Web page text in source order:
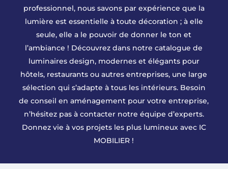
professionnel, nous savons par expérience que la
lumière est essentielle à toute décoration ; à elle
seule, elle a le pouvoir de donner le ton et
l’ambiance ! Découvrez dans notre catalogue de
luminaires design, modernes et élégants pour
hôtels, restaurants ou autres entreprises, une large
sélection qui s’adapte à tous les intérieurs. Besoin
de conseil en aménagement pour votre entreprise,
n’hésitez pas à contacter notre équipe d’experts.
Donnez vie à vos projets les plus lumineux avec IC
MOBILIER !